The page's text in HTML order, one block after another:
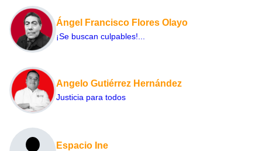
Ángel Francisco Flores Olayo
¡Se buscan culpables!...
Angelo Gutiérrez Hernández
Justicia para todos
Espacio Ine